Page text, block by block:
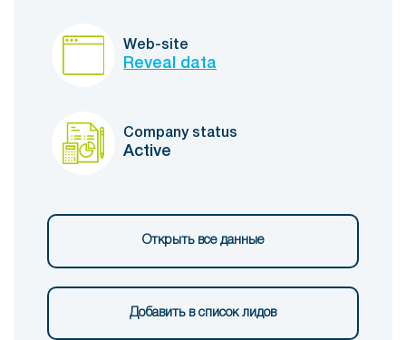
Web-site
Reveal data
Company status
Active
Открыть все данные
Добавить в список лидов